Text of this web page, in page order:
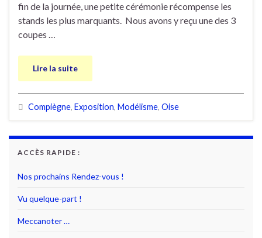
fin de la journée, une petite cérémonie récompense les
stands les plus marquants. Nous avons y reçu une des 3
coupes …
Lire la suite
Compiègne, Exposition, Modélisme, Oise
ACCÈS RAPIDE :
Nos prochains Rendez-vous !
Vu quelque-part !
Meccanoter …